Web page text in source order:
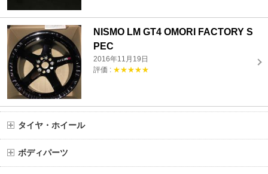
NISMO LM GT4 OMORI FACTORY S
PEC
2016年11月19日
評価 : ★★★★★
タイヤ・ホイール
ボディパーツ